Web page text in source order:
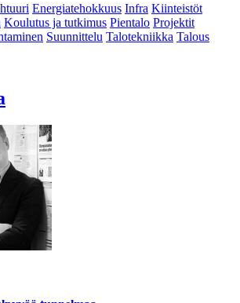
Energiatehokkuus Infra Kiinteistöt
Koulutus ja tutkimus Pientalo Projektit
Suunnittelu Talotekniikka Talous